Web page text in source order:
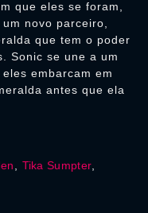
que eles se foram,
novo parceiro,
que tem o poder
Sonic se une a um
embarcam em
antes que ela
Tika Sumpter